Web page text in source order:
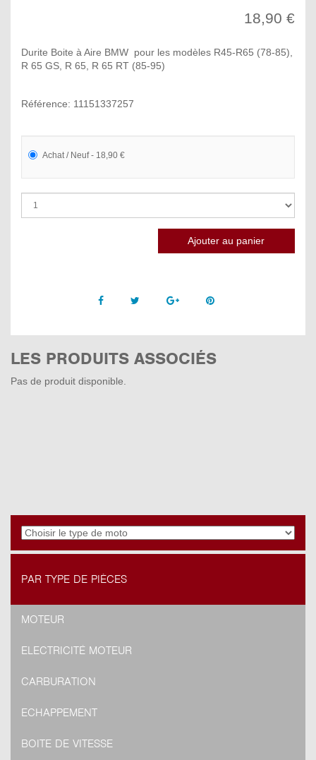
18,90 €
Durite Boite à Aire BMW pour les modèles R45-R65 (78-85),
R 65 GS, R 65, R 65 RT (85-95)
Référence: 11151337257
Achat / Neuf - 18,90 €
Facebook Twitter Google +Pinterest
LES PRODUITS ASSOCIÉS
Pas de produit disponible.
PAR TYPE DE PIÈCES
MOTEUR
ELECTRICITÉ MOTEUR
CARBURATION
ECHAPPEMENT
BOITE DE VITESSE